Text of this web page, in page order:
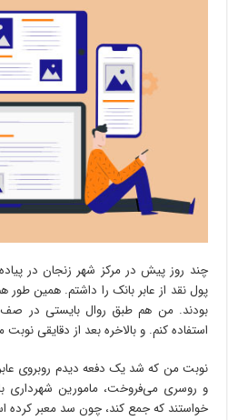
چند روز پیش در مرکز شهر زنجان در
پول نقد از عابر بانک را داشتم. همین
استفاده کنم. و بالاخره بعد از دقایقی
نوبت من که شد یک دفعه دیدم روبروی
و روسری می‌فروخت، مامورین شهرداری
خواستند که جمع کند، چون سد معبر کرده